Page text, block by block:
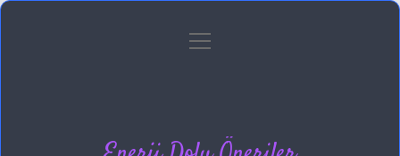
Gizlilik Politikası
menüyü